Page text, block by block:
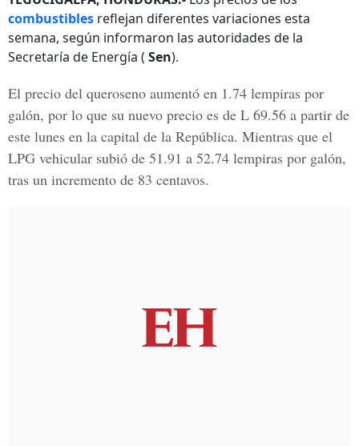
combustibles reflejan diferentes variaciones esta
semana, según informaron las autoridades de la
Secretaría de Energía ( Sen).
El precio del queroseno aumentó en 1.74 lempiras por
galón, por lo que su nuevo precio es de L 69.56 a partir de
este lunes en la capital de la República. Mientras que el
LPG vehicular subió de 51.91 a 52.74 lempiras por galón,
tras un incremento de 83 centavos.